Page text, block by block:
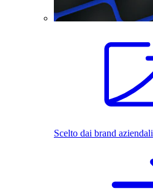
Scelto dai brand aziendali